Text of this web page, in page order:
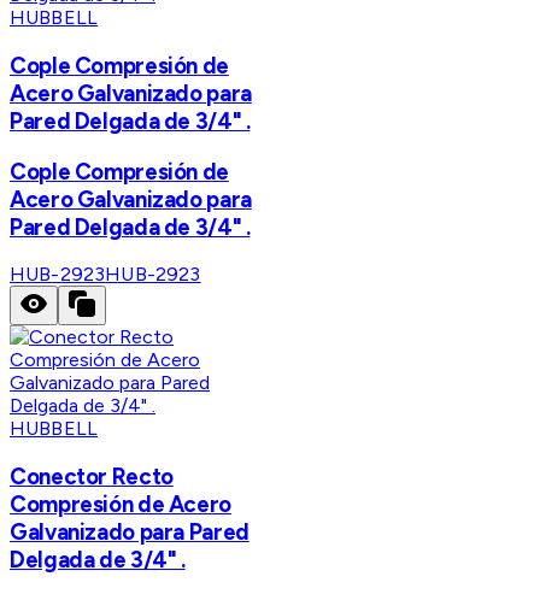
HUBBELL
Cople Compresión de
Acero Galvanizado para
Pared Delgada de 3/4" .
Cople Compresión de
Acero Galvanizado para
Pared Delgada de 3/4" .
HUB-2923HUB-2923
HUBBELL
Conector Recto
Compresión de Acero
Galvanizado para Pared
Delgada de 3/4" .